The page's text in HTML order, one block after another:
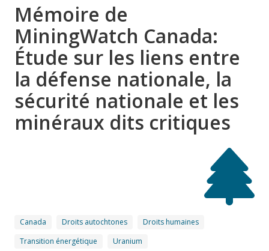
Mémoire de
MiningWatch Canada:
Étude sur les liens entre
la défense nationale, la
sécurité nationale et les
minéraux dits critiques
Canada Droits autochtones
Droits humaines
Transition énergétique
Uranium